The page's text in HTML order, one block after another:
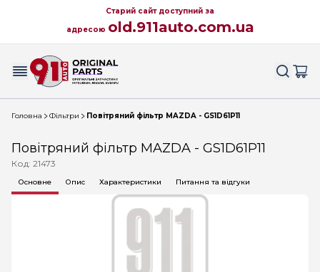
Старий сайт доступний за
адресою old.911auto.com.ua
Головна Фільтри Повітряний фільтр MAZDA - GS1D61P11
Повітряний фільтр MAZDA - GS1D61P11
Код: 21473
Основне Опис Характеристики Питання та відгуки